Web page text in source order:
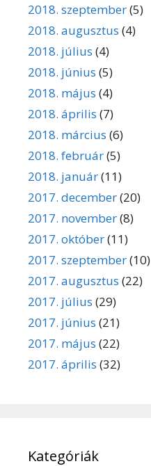
2018. szeptember(5)
2018. augusztus (4)
2018. július (4)
2018. június (5)
2018. május (4)
2018. április (7)
2018. március (6)
2018. február(5)
2018. január(11)
2017. december(20)
2017. november(8)
2017. október(11)
2017. szeptember(10)
2017. augusztus (22)
2017. július (29)
2017. június (21)
2017. május (22)
2017. április (32)
Kategóriák